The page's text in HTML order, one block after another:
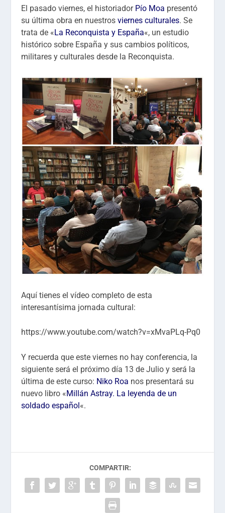
El pasado viernes, el historiador Pío Moa presentó
su última obra en nuestrosviernes culturales. Se
trata de «La Reconquista y España«, un estudio
histórico sobre España y sus cambios políticos,
militares y culturales desde la Reconquista.
Aquí tienes el vídeo completo de esta
interesantísima jornada cultural:
https://www.youtube.com/watch?v=xMvaPLq-Pq0
Y recuerda que este viernes no hay conferencia, la
siguiente será el próximo día 13 de Julio y será la
última de este curso: Niko Roa nos presentará su
nuevo libro «Millán Astray. La leyenda de un
soldado español«.
COMPARTIR: